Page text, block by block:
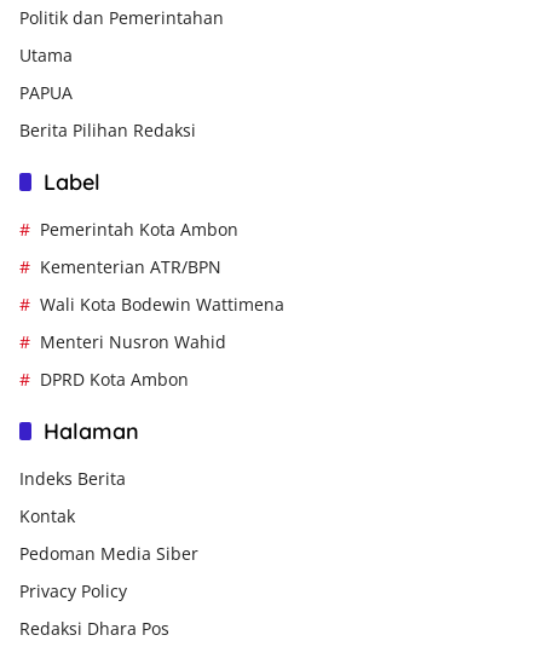
Politik dan Pemerintahan
Utama
PAPUA
Berita Pilihan Redaksi
Label
Pemerintah Kota Ambon
Kementerian ATR/BPN
Wali Kota Bodewin Wattimena
Menteri Nusron Wahid
DPRD Kota Ambon
Halaman
Indeks Berita
Kontak
Pedoman Media Siber
Privacy Policy
Redaksi Dhara Pos